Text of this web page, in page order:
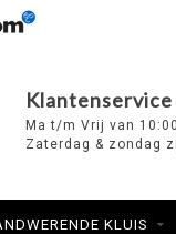
Klantenservice
Ma t/m Vrij van
Zaterdag & zondag
KLUIS